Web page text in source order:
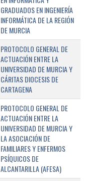
GRADUADOS EN INGENIERÍA
INFORMÁTICA DE LA REGIÓN
DE MURCIA
PROTOCOLO GENERAL DE
ACTUACIÓN ENTRE LA
UNIVERSIDAD DE MURCIA Y
CÁRITAS DIOCESIS DE
CARTAGENA
PROTOCOLO GENERAL DE
ACTUACIÓN ENTRE LA
UNIVERSIDAD DE MURCIA Y
LA ASOCIACIÓN DE
FAMILIARES Y ENFERMOS
PSÍQUICOS DE
ALCANTARILLA (AFESA)